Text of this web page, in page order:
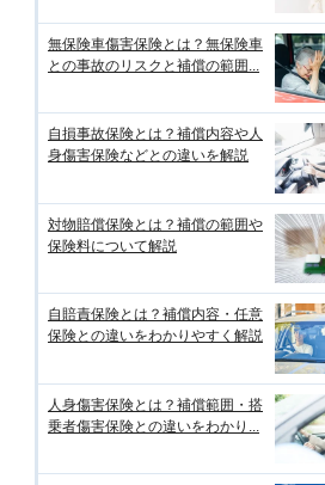
無保険車傷害保険とは？無保険車
との事故のリスクと補償の範囲...
自損事故保険とは？補償内容や人
身傷害保険などとの違いを解説
対物賠償保険とは？補償の範囲や
保険料について解説
自賠責保険とは？補償内容・任意
保険との違いをわかりやすく解説
人身傷害保険とは？補償範囲・搭
乗者傷害保険との違いをわかり...